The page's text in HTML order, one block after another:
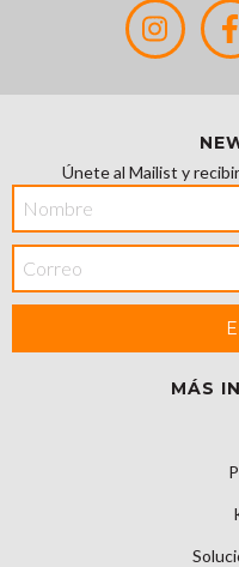
Únete al Mailist y
MÁS